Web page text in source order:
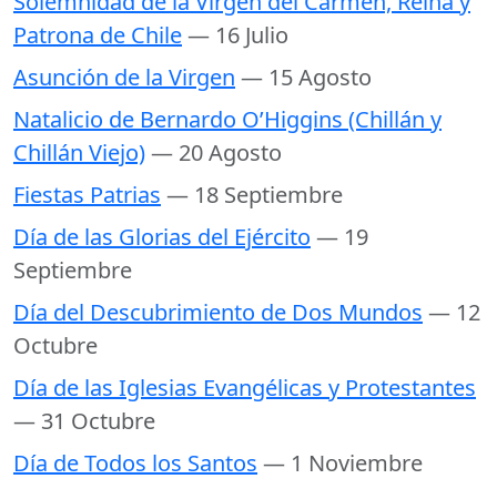
Patrona de Chile— 16 Julio
Asunción de la Virgen — 15 Agosto
Natalicio de Bernardo O’Higgins (Chillán y
Chillán Viejo)— 20 Agosto
Fiestas Patrias — 18 Septiembre
Día de las Glorias del Ejército — 19
Septiembre
Día del Descubrimiento de Dos Mundos — 12
Octubre
Día de las Iglesias Evangélicas y Protestantes
— 31 Octubre
Día de Todos los Santos — 1 Noviembre